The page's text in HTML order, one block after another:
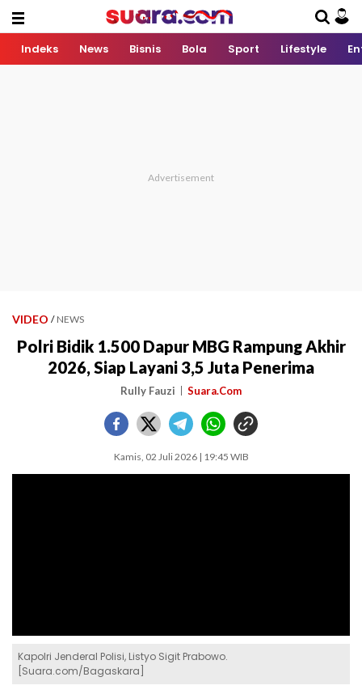
Indeks News Bisnis Bola Sport Lifestyle
VIDEO / NEWS
Polri Bidik 1.500 Dapur MBG Rampung Akhir
2026, Siap Layani 3,5 Juta Penerima
Rully Fauzi Suara.Com
Kamis, 02 Juli 2026 | 19:45 WIB
Kapolri Jenderal Polisi, Listyo Sigit Prabowo.
[Suara.com/Bagaskara]